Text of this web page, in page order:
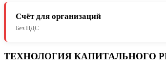
Счёт для организаций
Без НДС
ТЕХНОЛОГИЯ КАПИТАЛЬНОГО